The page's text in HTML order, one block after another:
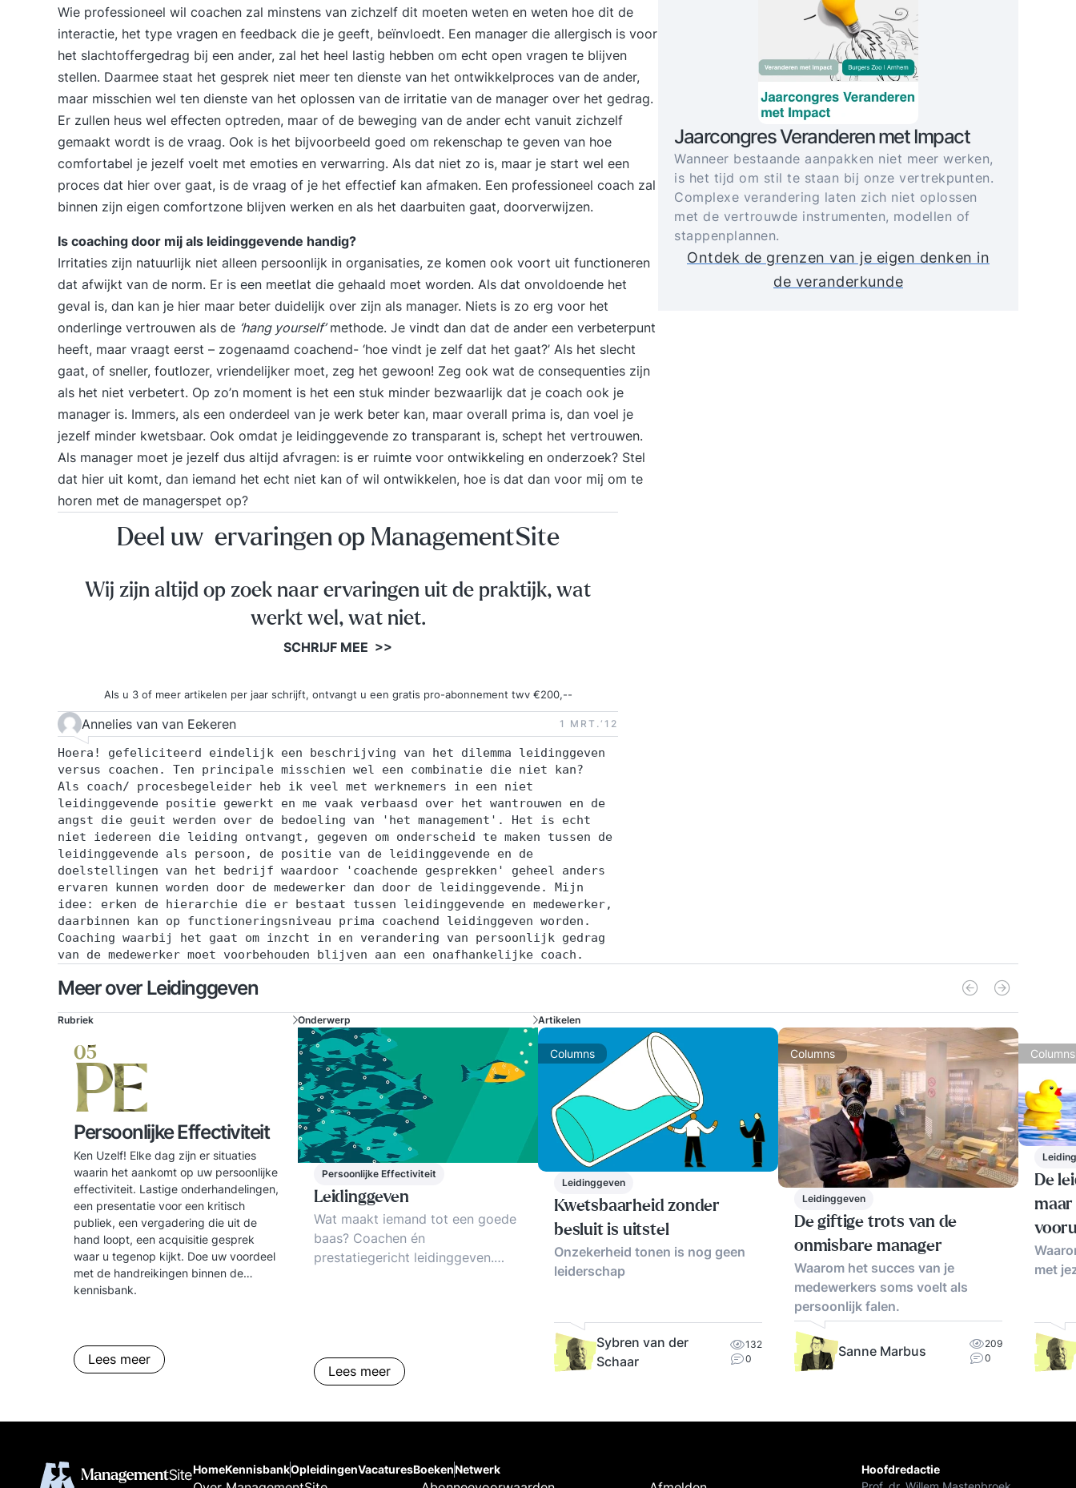
Wie professioneel wil coachen zal minstens van zichzelf dit moeten weten en weten hoe dit de
interactie, het type vragen en feedback die je geeft, beïnvloedt. Een manager die allergisch is voor
het slachtoffergedrag bij een ander, zal het heel lastig hebben om echt open vragen te blijven
stellen. Daarmee staat het gesprek niet meer ten dienste van het ontwikkelproces van de ander,
maar misschien wel ten dienste van het oplossen van de irritatie van de manager over het gedrag.
Er zullen heus wel effecten optreden, maar of de beweging van de ander echt vanuit zichzelf
gemaakt wordt is de vraag. Ook is het bijvoorbeeld goed om rekenschap te geven van hoe
comfortabel je jezelf voelt met emoties en verwarring. Als dat niet zo is, maar je start wel een
proces dat hier over gaat, is de vraag of je het effectief kan afmaken. Een professioneel coach zal
binnen zijn eigen comfortzone blijven werken en als het daarbuiten gaat, doorverwijzen.
Is coaching door mij als leidinggevende handig?
Irritaties zijn natuurlijk niet alleen persoonlijk in organisaties, ze komen ook voort uit functioneren
dat afwijkt van de norm. Er is een meetlat die gehaald moet worden. Als dat onvoldoende het
geval is, dan kan je hier maar beter duidelijk over zijn als manager. Niets is zo erg voor het
onderlinge vertrouwen als de ‘hang yourself’methode. Je vindt dan dat de ander een verbeterpunt
heeft, maar vraagt eerst – zogenaamd coachend- ‘hoe vindt je zelf dat het gaat?’ Als het slecht
gaat, of sneller, foutlozer, vriendelijker moet, zeg het gewoon! Zeg ook wat de consequenties zijn
als het niet verbetert. Op zo’n moment is het een stuk minder bezwaarlijk dat je coach ook je
manager is. Immers, als een onderdeel van je werk beter kan, maar overall prima is, dan voel je
jezelf minder kwetsbaar. Ook omdat je leidinggevende zo transparant is, schept het vertrouwen.
Als manager moet je jezelf dus altijd afvragen: is er ruimte voor ontwikkeling en onderzoek? Stel
dat hier uit komt, dan iemand het echt niet kan of wil ontwikkelen, hoe is dat dan voor mij om te
horen met de managerspet op?
Jaarcongres Veranderen met Impact
Wanneer bestaande aanpakken niet meer werken,
is het tijd om stil te staan bij onze vertrekpunten.
Complexe verandering laten zich niet oplossen
met de vertrouwde instrumenten, modellen of
stappenplannen.
Ontdek de grenzen van je eigen denken in
de veranderkunde
Deel uw ervaringen op ManagementSite
Wij zijn altijd op zoek naar ervaringen uit de praktijk, wat
werkt wel, wat niet.
SCHRIJF MEE >>
Als u 3 of meer artikelen per jaar schrijft, ontvangt u een gratis pro-abonnement twv €200,--
Annelies van van Eekeren 1 MRT.‘12
Hoera! gefeliciteerd eindelijk een beschrijving van het dilemma leidinggeven
versus coachen. Ten principale misschien wel een combinatie die niet kan?
Als coach/ procesbegeleider heb ik veel met werknemers in een niet
leidinggevende positie gewerkt en me vaak verbaasd over het wantrouwen en de
angst die geuit werden over de bedoeling van 'het management'. Het is echt
niet iedereen die leiding ontvangt, gegeven om onderscheid te maken tussen de
leidinggevende als persoon, de positie van de leidinggevende en de
doelstellingen van het bedrijf waardoor 'coachende gesprekken' geheel anders
ervaren kunnen worden door de medewerker dan door de leidinggevende. Mijn
idee: erken de hierarchie die er bestaat tussen leidinggevende en medewerker,
daarbinnen kan op functioneringsniveau prima coachend leidinggeven worden.
Coaching waarbij het gaat om inzcht in en verandering van persoonlijk gedrag
van de medewerker moet voorbehouden blijven aan een onafhankelijke coach.
Meer over Leidinggeven
Rubriek
05
PE
Persoonlijke Effectiviteit
Ken Uzelf! Elke dag zijn er situaties
waarin het aankomt op uw persoonlijke
effectiviteit. Lastige onderhandelingen,
een presentatie voor een kritisch
publiek, een vergadering die uit de
hand loopt, een acquisitie gesprek
waar u tegenop kijkt. Doe uw voordeel
met de handreikingen binnen de
kennisbank.
Lees meer
Onderwerp
Persoonlijke Effectiviteit
Leidinggeven
Wat maakt iemand tot een goede
baas? Coachen én
prestatiegericht leidinggeven.
Lees meer
Artikelen
Columns
Leidinggeven
Kwetsbaarheid zonder
besluit is uitstel
Onzekerheid tonen is nog geen
leiderschap
Sybren van der
Schaar
132
0
Columns
Leidinggeven
De giftige trots van de
onmisbare manager
Waarom het succes van je
medewerkers soms voelt als
persoonlijk falen.
Sanne Marbus
209
0
Columns
De
maar
met
HomeKennisbankOpleidingenVacaturesBoekenNetwerk
Hoofdredactie